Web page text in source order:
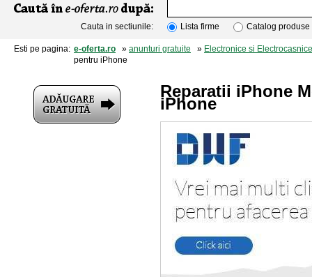
Cauta in sectiunile: Lista firme Catalog produse
Esti pe pagina: e-oferta.ro » anunturi gratuite » Electronice si Electrocasnice
pentru iPhone
Reparatii iPhone
iPhone